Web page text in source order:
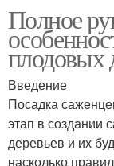
Полное
плодовых
Введение
Посадка
этап в создании
деревьев и их
насколько